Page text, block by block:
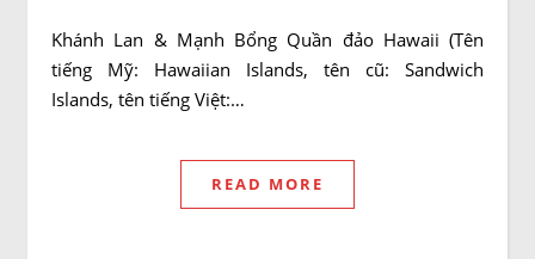
Khánh Lan & Mạnh Bổng Quần đảo Hawaii (Tên
tiếng Mỹ: Hawaiian Islands, tên cũ: Sandwich
Islands, tên tiếng Việt:…
READ MORE